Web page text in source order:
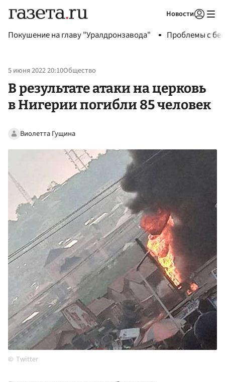
Новости
Покушение на главу "Уралдронзавода" Проблемы с
5 июня 2022 20:10Общество
В результате атаки на церковь
в Нигерии погибли 85 человек
Виолетта Гущина
Twitter